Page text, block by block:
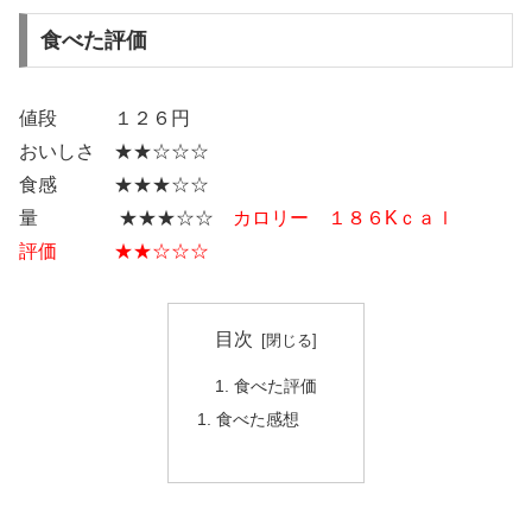
食べた評価
値段 １２６円
おいしさ ★★☆☆☆
食感 ★★★☆☆
量 ★★★☆☆
カロリー １８６Kｃａｌ
評価 ★★☆☆☆
目次
食べた評価
食べた感想